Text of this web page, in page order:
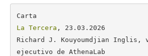
La Tercera , 23.03.2026
Richard J. Kouyoumdjian Inglis,
ejecutivo de AthenaLab